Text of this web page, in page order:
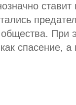
При
спасение, а